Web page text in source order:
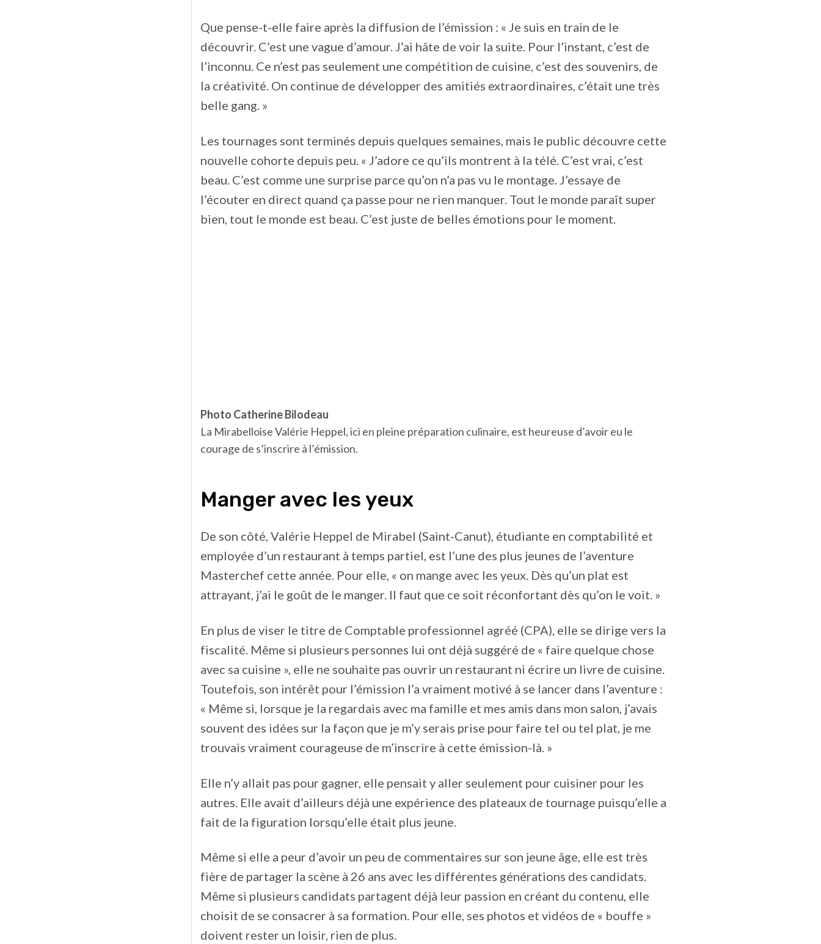
Que pense-t-elle faire après la diffusion de l’émission : « Je suis en train de le
découvrir. C’est une vague d’amour. J’ai hâte de voir la suite. Pour l’instant, c’est de
l’inconnu. Ce n’est pas seulement une compétition de cuisine, c’est des souvenirs, de
la créativité. On continue de développer des amitiés extraordinaires, c’était une très
belle gang. »
Les tournages sont terminés depuis quelques semaines, mais le public découvre cette
nouvelle cohorte depuis peu. « J’adore ce qu’ils montrent à la télé. C’est vrai, c’est
beau. C’est comme une surprise parce qu’on n’a pas vu le montage. J’essaye de
l’écouter en direct quand ça passe pour ne rien manquer. Tout le monde paraît super
bien, tout le monde est beau. C’est juste de belles émotions pour le moment.
Photo Catherine Bilodeau
La Mirabelloise Valérie Heppel, ici en pleine préparation culinaire, est heureuse d’avoir eu le
courage de s’inscrire à l’émission.
Manger avec les yeux
De son côté, Valérie Heppel de Mirabel (Saint-Canut), étudiante en comptabilité et
employée d’un restaurant à temps partiel, est l’une des plus jeunes de l’aventure
Masterchef cette année. Pour elle, « on mange avec les yeux. Dès qu’un plat est
attrayant, j’ai le goût de le manger. Il faut que ce soit réconfortant dès qu’on le voit. »
En plus de viser le titre de Comptable professionnel agréé (CPA), elle se dirige vers la
fiscalité. Même si plusieurs personnes lui ont déjà suggéré de « faire quelque chose
avec sa cuisine », elle ne souhaite pas ouvrir un restaurant ni écrire un livre de cuisine.
Toutefois, son intérêt pour l’émission l’a vraiment motivé à se lancer dans l’aventure :
« Même si, lorsque je la regardais avec ma famille et mes amis dans mon salon, j’avais
souvent des idées sur la façon que je m’y serais prise pour faire tel ou tel plat, je me
trouvais vraiment courageuse de m’inscrire à cette émission-là. »
Elle n’y allait pas pour gagner, elle pensait y aller seulement pour cuisiner pour les
autres. Elle avait d’ailleurs déjà une expérience des plateaux de tournage puisqu’elle a
fait de la figuration lorsqu’elle était plus jeune.
Même si elle a peur d’avoir un peu de commentaires sur son jeune âge, elle est très
fière de partager la scène à 26 ans avec les différentes générations des candidats.
Même si plusieurs candidats partagent déjà leur passion en créant du contenu, elle
choisit de se consacrer à sa formation. Pour elle, ses photos et vidéos de « bouffe »
doivent rester un loisir, rien de plus.